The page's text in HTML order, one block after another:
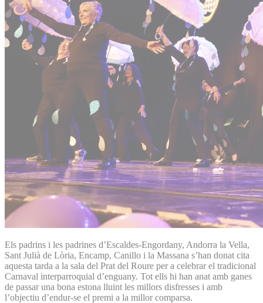
Els padrins i les padrines d’Escaldes-Engordany, Andorra la Vella,
Sant Julià de Lòria, Encamp, Canillo i la Massana s’han donat cita
aquesta tarda a la sala del Prat del Roure per a celebrar el tradicional
Carnaval interparroquial d’enguany. Tot ells hi han anat amb ganes
de passar una bona estona lluint les millors disfresses i amb
l’objectiu d’endur-se el premi a la millor comparsa.